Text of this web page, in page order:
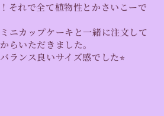
それで全て植物性とかさいこーで
ニカップケーキと一緒に注文して
らいただきました。
ランス良いサイズ感でした⭐︎